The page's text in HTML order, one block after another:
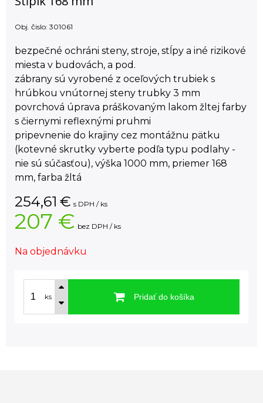
Obj. čislo: 301061
bezpečné ochráni steny, stroje, stĺpy a iné rizikové
miesta v budovách, a pod.
zábrany sú vyrobené z oceľových trubiek s
hrúbkou vnútornej steny trubky 3 mm
povrchová úprava práškovaným lakom žltej farby
s čiernymi reflexnými pruhmi
pripevnenie do krajiny cez montážnu pätku
(kotevné skrutky vyberte podľa typu podlahy -
nie sú súčasťou), výška 1000 mm, priemer 168
mm, farba žltá
254,61 € s DPH / ks
207 € bez DPH / ks
Na objednávku
ks Pridať do košíka